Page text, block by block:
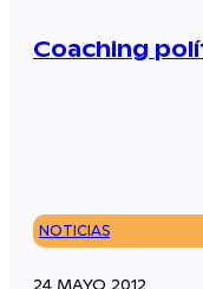
Coaching
NOTICIAS
24 MAYO 2012